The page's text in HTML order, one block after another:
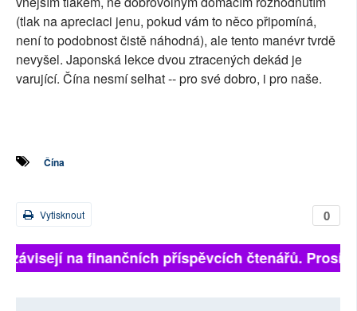
(tlak na apreciaci jenu, pokud vám to něco připomíná,
není to podobnost čistě náhodná), ale tento manévr tvrdě
nevyšel. Japonská lekce dvou ztracených dekád je
varující. Čína nesmí selhat -- pro své dobro, i pro naše.
Čína
0
Vytisknout
na finančních příspěvcích čtenářů.